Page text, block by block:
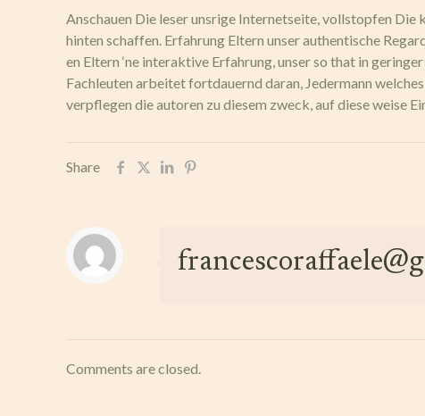
Anschauen Die leser unsrige Internetseite, vollstopfen
hinten schaffen. Erfahrung Eltern unser authentische
en Eltern ‘ne interaktive Erfahrung, unser so that in
Fachleuten arbeitet fortdauernd daran, Jedermann
verpflegen die autoren zu diesem zweck, auf diese weise
Share
Comments are closed.